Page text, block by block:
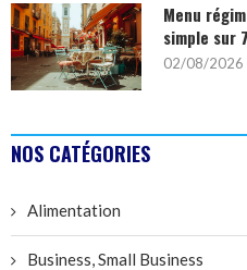
Menu
simple sur
02/08/2026
NOS CATÉGORIES
Alimentation
Business, Small Business